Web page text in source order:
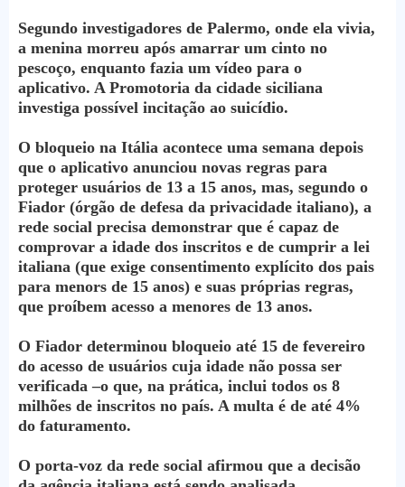
Segundo investigadores de Palermo, onde ela vivia,
a menina morreu após amarrar um cinto no
pescoço, enquanto fazia um vídeo para o
aplicativo. A Promotoria da cidade siciliana
investiga possível incitação ao suicídio.
O bloqueio na Itália acontece uma semana depois
que o aplicativo anunciou novas regras para
proteger usuários de 13 a 15 anos, mas, segundo o
Fiador (órgão de defesa da privacidade italiano), a
rede social precisa demonstrar que é capaz de
comprovar a idade dos inscritos e de cumprir a lei
italiana (que exige consentimento explícito dos pais
para menors de 15 anos) e suas próprias regras,
que proíbem acesso a menores de 13 anos.
O Fiador determinou bloqueio até 15 de fevereiro
do acesso de usuários cuja idade não possa ser
verificada –o que, na prática, inclui todos os 8
milhões de inscritos no país. A multa é de até 4%
do faturamento.
O porta-voz da rede social afirmou que a decisão